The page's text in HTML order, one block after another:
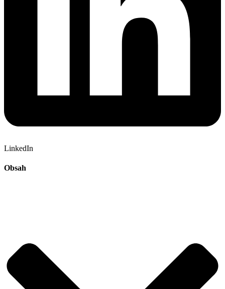
LinkedIn
Obsah